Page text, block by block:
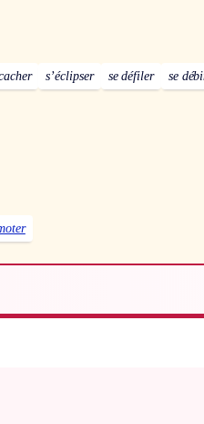
s’éclipser se défiler se